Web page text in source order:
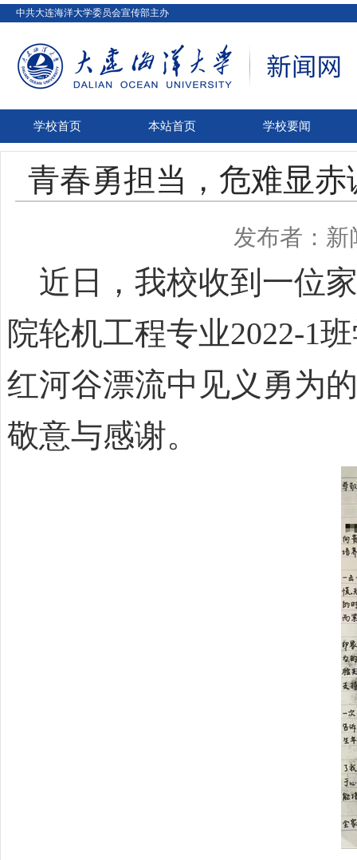
中共大连海洋大学委员会宣传部主办
学校首页 本站首页 学校要闻
青春勇担当，危难显
发布者：新
近日，我校收到一位
院轮机工程专业2022-1
红河谷漂流中见义勇为
敬意与感谢。